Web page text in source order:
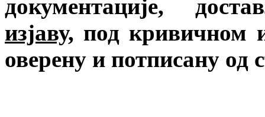
документације,
изјаву, под кривичном
оверену и потписану од